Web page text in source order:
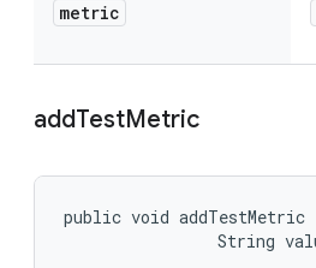
metric
addTestMetric
public void
String